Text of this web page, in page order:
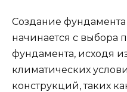
Создание
начинается с выбора
фундамента, исходя
климатических
конструкций, таких